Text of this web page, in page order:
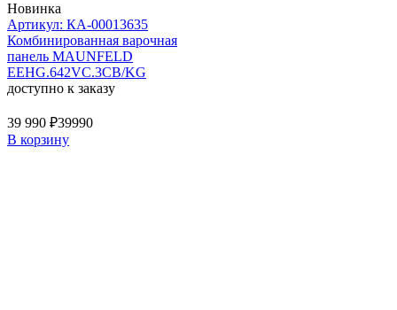
Новинка
Артикул: КА-00013635
Комбинированная варочная
панель MAUNFELD
EEHG.642VC.3CB/KG
доступно к заказу
39 990 ₽39990
В корзину